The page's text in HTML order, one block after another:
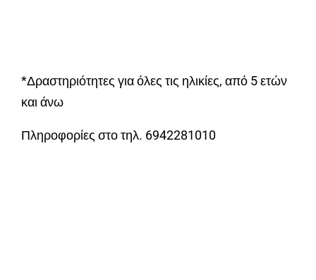
*Δραστηριότητες για όλες τις ηλικίες, από 5 ετών
και άνω
Πληροφορίες στο τηλ. 6942281010